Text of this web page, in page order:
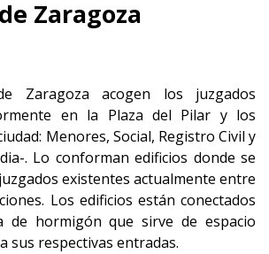
Zaragoza
Zaragoza acogen los juzgados
en la Plaza del Pilar y los
Menores, Social, Registro Civil y
. Lo conforman edificios donde se
existentes actualmente entre
Los edificios están conectados
de hormigón que sirve de espacio
sus respectivas entradas.